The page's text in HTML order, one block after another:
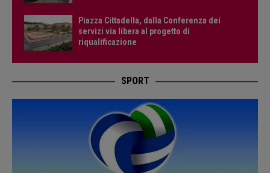
Piazza Cittadella, dalla Conferenza dei
servizi via libera al progetto di
riqualificazione
SPORT